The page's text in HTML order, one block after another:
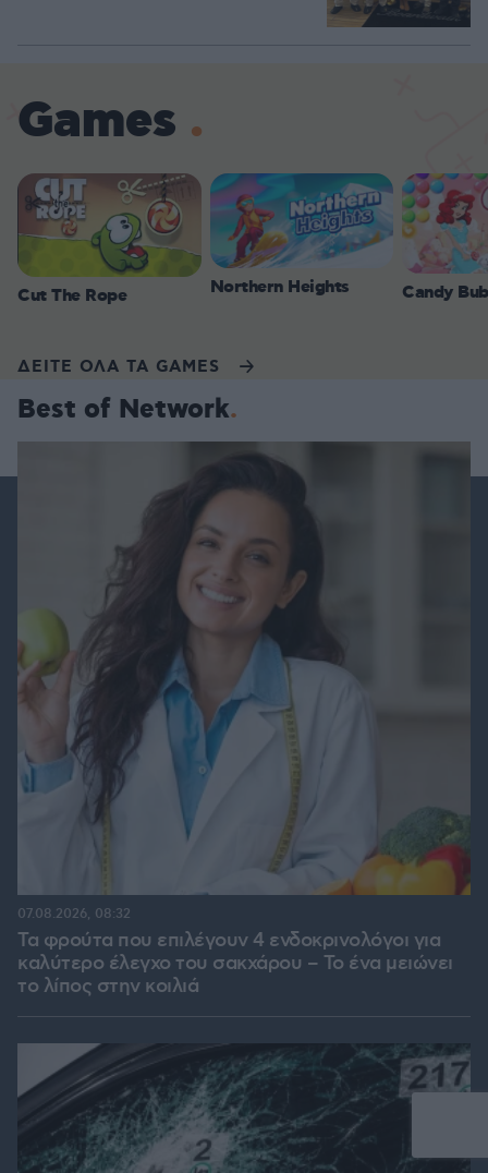
Games
Cut The Rope Northern Heights Candy
ΔΕΙΤΕ ΟΛΑ ΤΑ GAMES
Best of Network
Τα φρούτα που επιλέγουν 4 ενδοκρινολόγοι για
καλύτερο έλεγχο του σακχάρου – Το ένα μειώνει
το λίπος στην κοιλιά
07.08.2026, 08:32